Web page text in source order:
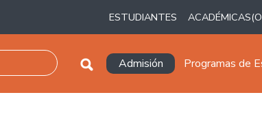
ESTUDIANTES
Navegación principal
Admisión Programas de